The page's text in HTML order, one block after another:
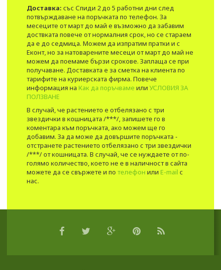
Доставка: със Спиди 2 до 5 работни дни след
потвърждаване на поръчката по телефон. За
месеците от март до май е възможно да забавим
доствката повече от нормалния срок, но се стараем
да е до седмица. Можем да изпратим пратки и с
Еконт, но за натоварените месеци от март до май не
можем да поемаме бързи срокове. Заплаща се при
получаване. Доставката е за сметка на клиента по
тарифите на куриерската фирма. Повече
информация на Как да поръчваме или УСЛОВИЯ ЗА
ПОЛЗВАНЕ
В случай, че растението е отбелязано с три
звездички в кошницата /***/, запишете го в
коментара към поръчката, ако можем ще го
добавим. За да може да довършите поръчката -
отстранете растението отбелязано с три звездички
/***/ от кошницата. В случай, че се нуждаете от по-
голямо количество, което не е в наличност в сайта
можете да се свържете и по телефон или E-mail с
нас.